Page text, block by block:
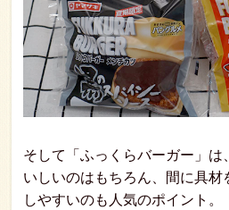
そして「ふっくらバーガー」は
いしいのはもちろん、間に具材
しやすいのも人気のポイント。